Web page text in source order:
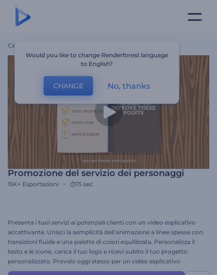
Casa
Promozione del servizio dei personaggi
15K+ Esportazioni 75 sec
Presenta i tuoi servizi ai potenziali clienti con un video esplicativo
accattivante. Unisci la semplicità dell'animazione a linee spesse con
transizioni fluide e una palette di colori equilibrata. Personalizza il
testo e le icone, carica il tuo logo e ricevi subito il tuo progetto
personalizzato. Provalo oggi stesso per un video esplicativo
aziendale, una promozione dei servizi o persino un video sulla
Would you like to change Renderforest language
to English?
CHANGE No, thanks